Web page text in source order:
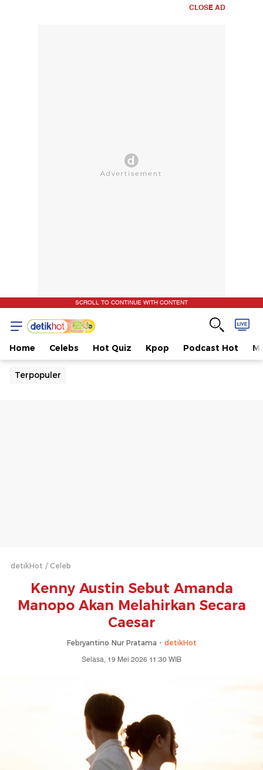
CLOSE AD
SCROLL TO CONTINUE WITH CONTENT
Home Celebs Hot Quiz Kpop Podcast Hot
Terpopuler
detikHot Celeb
Kenny Austin Sebut Amanda
Manopo Akan Melahirkan Secara
Caesar
Febryantino Nur Pratama - detikHot
Selasa, 19 Mei 2026 11:30 WIB